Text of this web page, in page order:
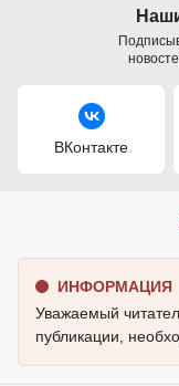
ВКонтакте
ИНФОРМАЦИЯ
Уважаемый
публикации,